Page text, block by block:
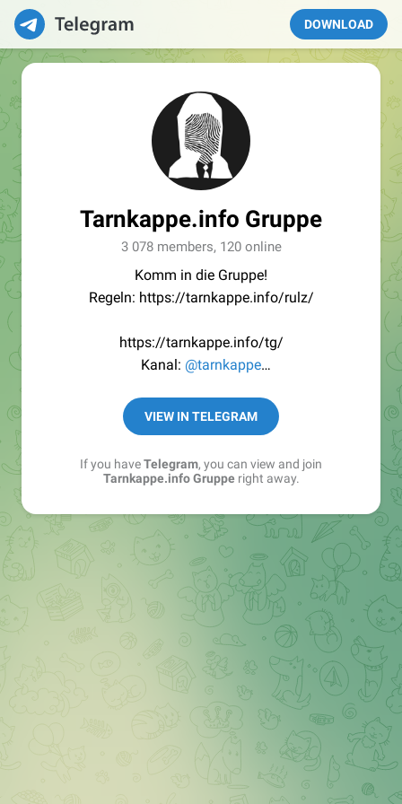
DOWNLOAD
Tarnkappe.info Gruppe
3 078 members, 120 online
Komm in die Gruppe!
Regeln: https://tarnkappe.info/rulz/
https://tarnkappe.info/tg/
Kanal: @tarnkappe
Best of:@bestoftarnkappe
Kochen: https://t.me/+WSW5F1VcmhliMjk6
VIEW IN TELEGRAM
If you haveTelegram, you can view and join
Tarnkappe.info Grupperight away.